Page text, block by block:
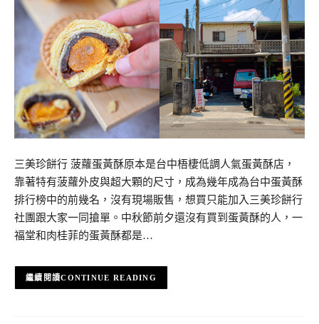
三美珍餅行 菠蘿蛋黃酥原本是台中梧棲低調人氣蛋黃酥店，
靠著特有菠蘿外皮與超大顆的尺寸，成為幾年成為台中蛋黃酥
排行榜中的前幾名，沒有現場販售，想買只能加入三美珍餅行
社團跟大家一同搶單。中秋節前夕還沒有買到蛋黃酥的人，一
福堂和肉桂菲的蛋黃酥都是…
CONTINUE READING